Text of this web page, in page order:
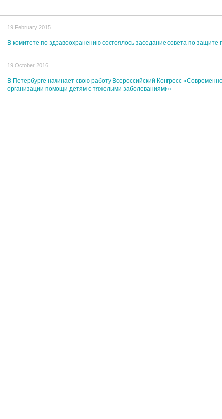
19 February 2015
В комитете по здравоохранению состоялось заседание совета по защите
19 October 2016
В Петербурге начинает свою работу Всероссийский Конгресс
организации помощи детям с тяжелыми заболеваниями»